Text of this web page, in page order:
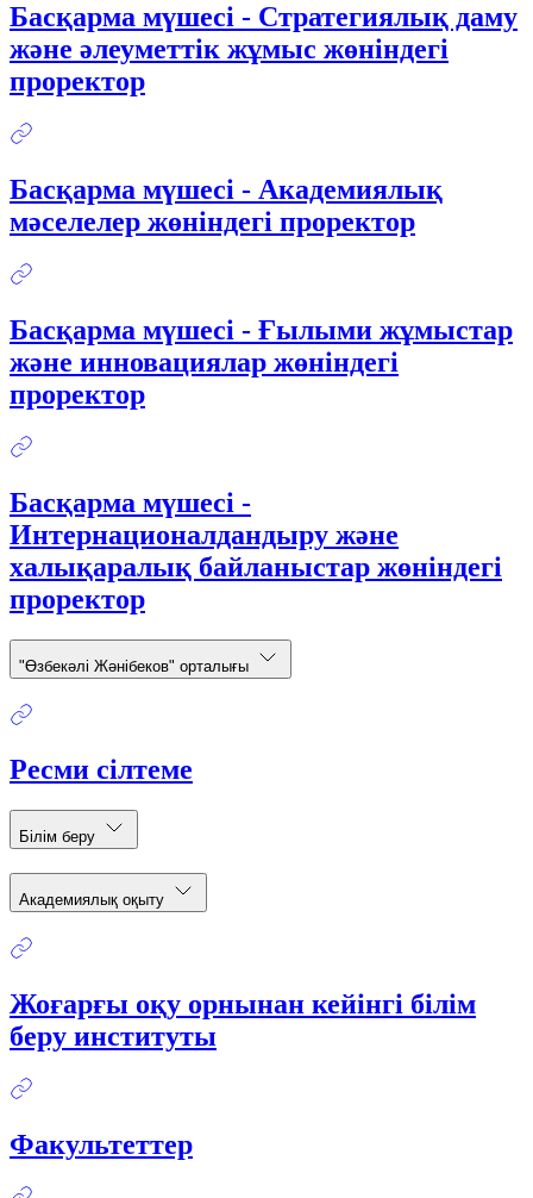
Басқарма мүшесі - Стратегиялық даму
және әлеуметтік жұмыс жөніндегі
проректор
Басқарма мүшесі - Академиялық
мәселелер жөніндегі проректор
Басқарма мүшесі - Ғылыми жұмыстар
және инновациялар жөніндегі
проректор
Басқарма мүшесі -
Интернационалдандыру және
халықаралық байланыстар жөніндегі
проректор
"Өзбекәлі Жәнібеков" орталығы
Ресми сілтеме
Білім беру
Академиялық оқыту
Жоғарғы оқу орнынан кейінгі білім
беру институты
Факультеттер